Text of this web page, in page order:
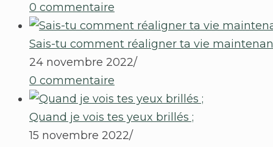
0 commentaire
Sais-tu comment réaligner ta vie
24 novembre 2022/
0 commentaire
Quand je vois tes yeux brillés ;
15 novembre 2022/